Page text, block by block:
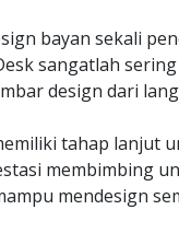
bayan sekali
sangatlah
design dari
tahap lanjut
membimbing
mendesign